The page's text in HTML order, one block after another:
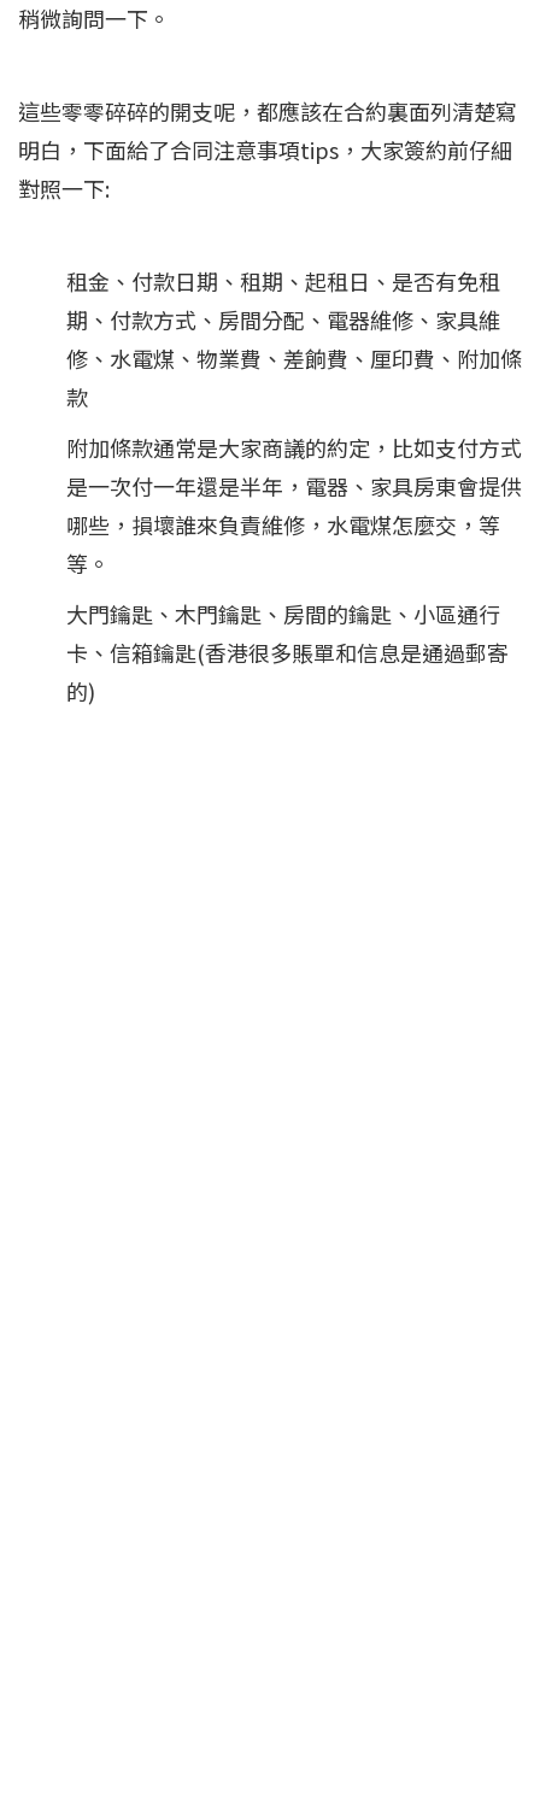
稍微詢問一下。
這些零零碎碎的開支呢，都應該在合約裏面列清楚寫
明白，下面給了合同注意事項tips，大家簽約前仔細
對照一下:
租金、付款日期、租期、起租日、是否有免租
期、付款方式、房間分配、電器維修、家具維
修、水電煤、物業費、差餉費、厘印費、附加條
款
附加條款通常是大家商議的約定，比如支付方式
是一次付一年還是半年，電器、家具房東會提供
哪些，損壞誰來負責維修，水電煤怎麼交，等
等。
大門鑰匙、木門鑰匙、房間的鑰匙、小區通行
卡、信箱鑰匙(香港很多賬單和信息是通過郵寄
的)